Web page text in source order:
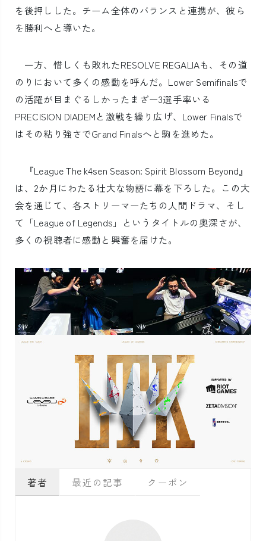
を後押しした。チーム全体のバランスと連携が、彼ら
を勝利へと導いた。
一方、惜しくも敗れたRESOLVE REGALIAも、その道
のりにおいて多くの感動を呼んだ。Lower Semifinalsで
の活躍が目まぐるしかったまざー3選手率いる
PRECISION DIADEMと激戦を繰り広げ、Lower Finalsで
はその粘り強さでGrand Finalsへと駒を進めた。
『League The k4sen Season: Spirit Blossom Beyond』
は、2か月にわたる壮大な物語に幕を下ろした。この大
会を通じて、各ストリーマーたちの人間ドラマ、そし
て「League of Legends」というタイトルの奥深さが、
多くの視聴者に感動と興奮を届けた。
著者 最近の記事 クーポン